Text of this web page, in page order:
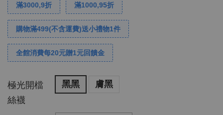
滿3000,9折 滿1000,95折
購物滿499(不含運費)送小禮物1件
全館消費每20元贈1元回饋金
極光開檔
絲襪
黑黑 膚黑